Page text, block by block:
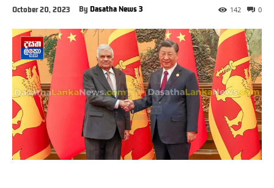
October 20, 2023 By Dasatha News 3 0
142